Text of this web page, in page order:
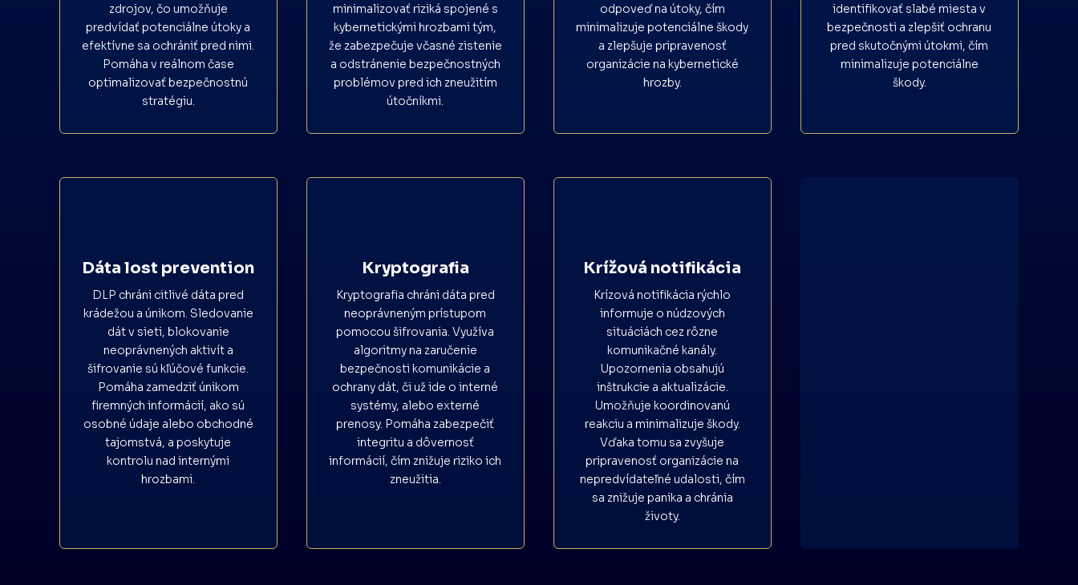
zdrojov, čo umožňuje
predvídať potenciálne útoky a
efektívne sa ochrániť pred nimi.
Pomáha v reálnom čase
optimalizovať bezpečnostnú
stratégiu.
minimalizovať riziká spojené s
kybernetickými hrozbami tým,
že zabezpečuje včasné zistenie
a odstránenie bezpečnostných
problémov pred ich zneužitím
útočníkmi.
odpoveď na útoky, čím
minimalizuje potenciálne škody
a zlepšuje pripravenosť
organizácie na kybernetické
hrozby.
identifikovať slabé miesta v
bezpečnosti a zlepšiť ochranu
pred skutočnými útokmi, čím
minimalizuje potenciálne
škody.
Dáta lost prevention
DLP chráni citlivé dáta pred
krádežou a únikom. Sledovanie
dát v sieti, blokovanie
neoprávnených aktivít a
šifrovanie sú kľúčové funkcie.
Pomáha zamedziť únikom
firemných informácií, ako sú
osobné údaje alebo obchodné
tajomstvá, a poskytuje
kontrolu nad internými
hrozbami.
Kryptografia
Kryptografia chráni dáta pred
neoprávneným prístupom
pomocou šifrovania. Využíva
algoritmy na zaručenie
bezpečnosti komunikácie a
ochrany dát, či už ide o interné
systémy, alebo externé
prenosy. Pomáha zabezpečiť
integritu a dôvernosť
informácií, čím znižuje riziko ich
zneužitia.
Krížová notifikácia
Krízová notifikácia rýchlo
informuje o núdzových
situáciách cez rôzne
komunikačné kanály.
Upozornenia obsahujú
inštrukcie a aktualizácie.
Umožňuje koordinovanú
reakciu a minimalizuje škody.
Vďaka tomu sa zvyšuje
pripravenosť organizácie na
nepredvídateľné udalosti, čím
sa znižuje panika a chránia
životy.